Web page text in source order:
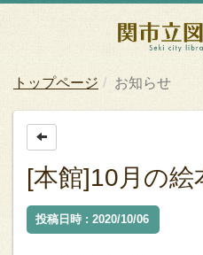
トップページ お知らせ
[本館]10月の絵
投稿日時 : 2020/10/06